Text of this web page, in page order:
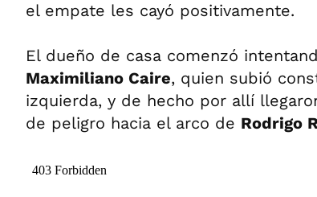
el empate les cayó positivamente.
El dueño de casa comenzó
Maximiliano Caire, quien subió
izquierda, y de hecho por allí
de peligro hacia el arco de Rodrigo